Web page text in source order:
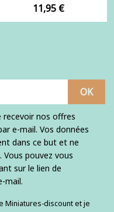
Prix
11,95 €
recevoir nos offres
e-mail. Vos données
dans ce but et ne
pouvez vous
sur le lien de
mail.
Miniatures-discount et je